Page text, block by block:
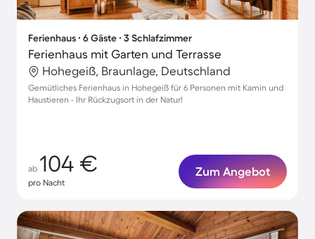
Ferienhaus ∙ 6 Gäste ∙ 3 Schlafzimmer
Ferienhaus mit Garten und Terrasse
Hohegeiß, Braunlage, Deutschland
Gemütliches Ferienhaus in Hohegeiß für 6 Personen mit Kamin und
Haustieren - Ihr Rückzugsort in der Natur!
ab 104 €
pro Nacht
Zum Angebot